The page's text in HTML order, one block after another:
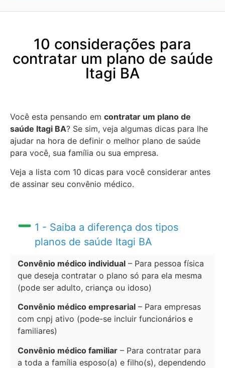
10 considerações para
contratar um plano de saúde
Itagi BA
Você esta pensando em contratar um plano de
saúde Itagi BA? Se sim, veja algumas dicas para lhe
ajudar na hora de definir o melhor plano de saúde
para você, sua família ou sua empresa.
Veja a lista com 10 dicas para você considerar antes
de assinar seu convênio médico.
1 - Saiba a diferença dos tipos
planos de saúde Itagi BA
Convênio médico individual – Para pessoa física
que deseja contratar o plano só para ela mesma
(pode ser adulto, criança ou idoso)
Convênio médico empresarial – Para empresas
com cnpj ativo (pode-se incluir funcionários e
familiares)
Convênio médico familiar – Para contratar para
a toda a família esposo(a) e filho(s), dependendo